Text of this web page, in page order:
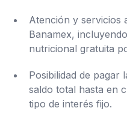
Atención y servicios
Banamex,
nutricional gratuita
Posibilidad de pagar
saldo total hasta en
tipo de interés fijo.